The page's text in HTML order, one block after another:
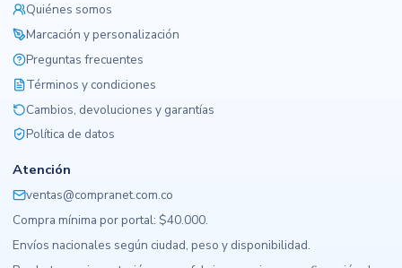
Quiénes somos
Marcación y personalización
Preguntas frecuentes
Términos y condiciones
Cambios, devoluciones y garantías
Política de datos
Atención
ventas@compranet.com.co
Compra mínima por portal: $40.000.
Envíos nacionales según ciudad, peso y disponibilidad.